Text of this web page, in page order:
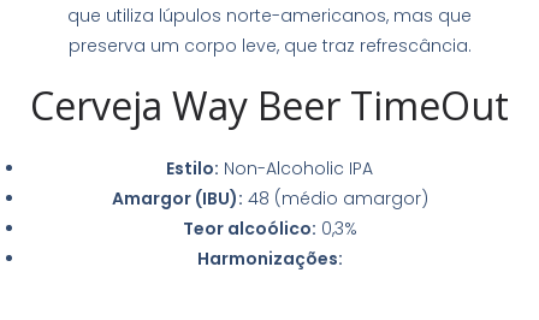
que utiliza lúpulos norte-americanos, mas que
preserva um corpo leve, que traz refrescância.
Cerveja Way Beer TimeOut
Estilo: Non-Alcoholic IPA
Amargor (IBU): 48 (médio amargor)
Teor alcoólico: 0,3%
Harmonizações: